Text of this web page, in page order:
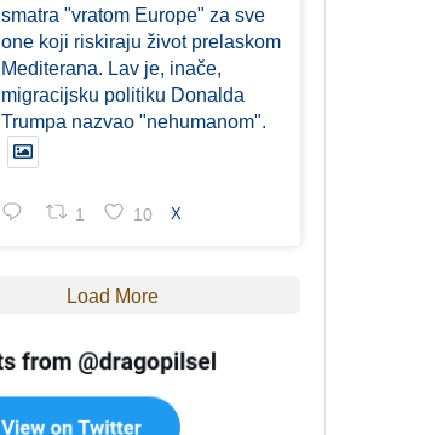
smatra "vratom Europe" za sve
one koji riskiraju život prelaskom
Mediterana. Lav je, inače,
migracijsku politiku Donalda
Trumpa nazvao "nehumanom".
1 10 X
Load More